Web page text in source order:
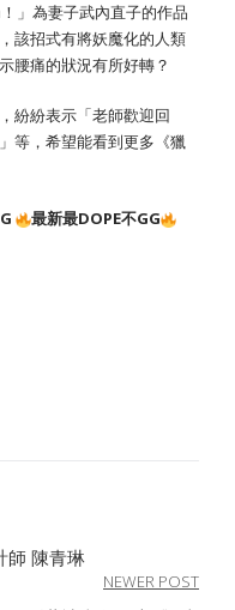
」為妻子武內直子的作品
該招式有將妖魔化的人類
腰痛的狀況有所好轉？
紛紛表示「老師歡迎回
等，希望能看到更多《獵
最新最DOPE不GG
師 陳青琳
NEWER POST